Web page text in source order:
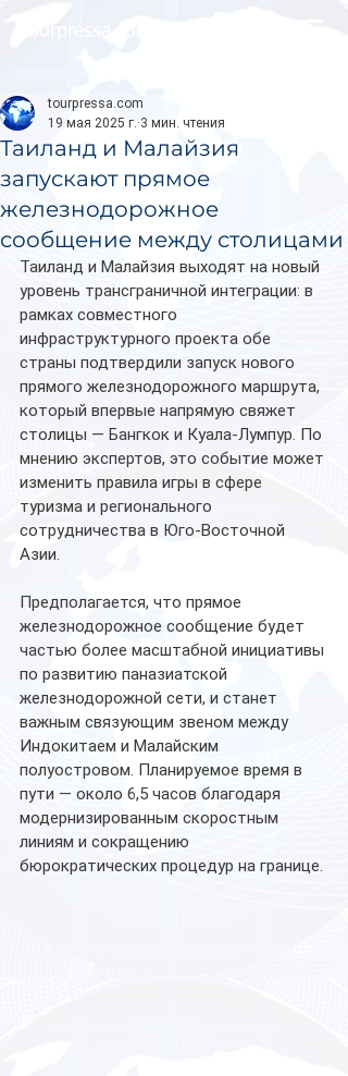
Таиланд и Малайзия
запускают прямое
железнодорожное
сообщение между столицами
tourpressa.com
19 мая 2025 г. 3 мин. чтения
Таиланд и Малайзия выходят на новый
уровень трансграничной интеграции: в
рамках совместного
инфраструктурного проекта обе
страны подтвердили запуск нового
прямого железнодорожного маршрута,
который впервые напрямую свяжет
столицы — Бангкок и Куала-Лумпур. По
мнению экспертов, это событие может
изменить правила игры в сфере
туризма и регионального
сотрудничества в Юго-Восточной
Азии.
Предполагается, что прямое
железнодорожное сообщение будет
частью более масштабной инициативы
по развитию паназиатской
железнодорожной сети, и станет
важным связующим звеном между
Индокитаем и Малайским
полуостровом. Планируемое время в
пути — около 6,5 часов благодаря
модернизированным скоростным
линиям и сокращению
бюрократических процедур на границе.